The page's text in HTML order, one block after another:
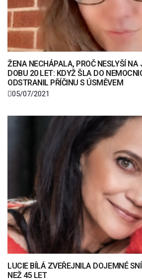
ŽENA NECHÁPALA, PROČ NESLYŠÍ NA
DOBU 20 LET: KDYŽ ŠLA DO
ODSTRANIL PŘÍČINU S ÚSMĚVEM
05/07/2021
LUCIE BÍLÁ ZVEŘEJNILA DOJEMNÉ
NEŽ 45 LET